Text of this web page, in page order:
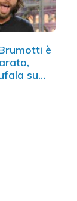
è
su